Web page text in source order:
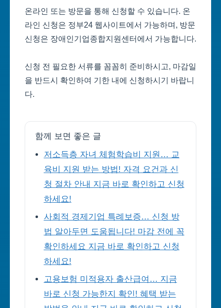
온라인 또는 방문을 통해 신청할 수 있습니다. 온
라인 신청은 정부24 웹사이트에서 가능하며, 방문
신청은 장애인기업종합지원센터에서 가능합니다.
신청 전 필요한 서류를 꼼꼼히 준비하시고, 마감일
을 반드시 확인하여 기한 내에 신청하시기 바랍니
다.
함께 보면 좋은 글
저소득층 자녀 체험학습비 지원… 교
육비 지원 받는 방법! 자격 요건과 신
청 절차 안내 지금 바로 확인하고 신청
하세요!
사회적 경제기업 특례보증… 신청 방
법 알아두면 도움됩니다! 마감 전에 꼭
확인하세요 지금 바로 확인하고 신청
하세요!
고용보험 미적용자 출산급여… 지금
바로 신청 가능한지 확인! 혜택 받는